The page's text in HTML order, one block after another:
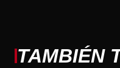
TAMBIÉN